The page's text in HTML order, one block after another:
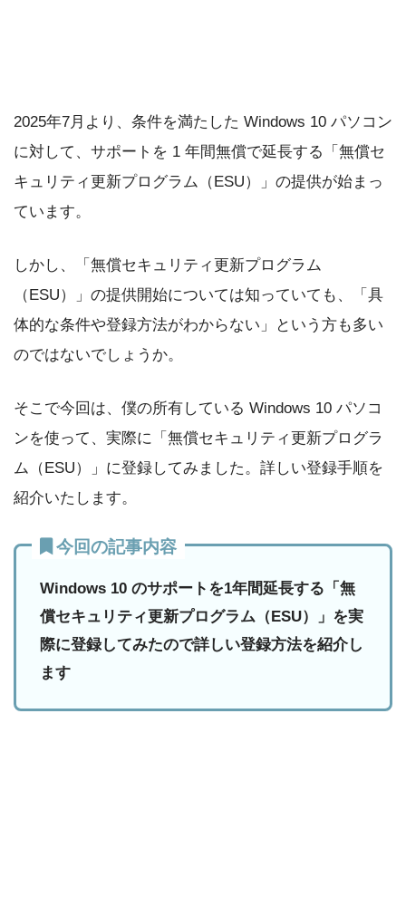
2025年7月より、条件を満たした Windows 10 パソコン
に対して、サポートを 1 年間無償で延長する「無償セ
キュリティ更新プログラム（ESU）」の提供が始まっ
ています。
しかし、「無償セキュリティ更新プログラム
（ESU）」の提供開始については知っていても、「具
体的な条件や登録方法がわからない」という方も多い
のではないでしょうか。
そこで今回は、僕の所有している Windows 10 パソコ
ンを使って、実際に「無償セキュリティ更新プログラ
ム（ESU）」に登録してみました。詳しい登録手順を
紹介いたします。
今回の記事内容
Windows 10 のサポートを1年間延長する「無
償セキュリティ更新プログラム（ESU）」を実
際に登録してみたので詳しい登録方法を紹介し
ます